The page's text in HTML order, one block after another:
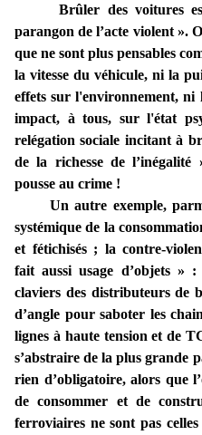
Brûler des voitures est
parangon de l’acte violent ».
que ne sont plus pensables
la vitesse du véhicule, ni la
effets sur l'environnement,
impact, à tous, sur l'état
relégation sociale incitant à
de la richesse de
pousse au crime !
Un autre exemple, parmi
systémique de la
et fétichisés ; la contre-
fait aussi usage d’objets »
claviers des distributeurs de
d’angle pour saboter les
lignes à haute tension et de
s’abstraire de la plus grande
rien d’obligatoire, alors que
de consommer et de
ferroviaires ne sont pas